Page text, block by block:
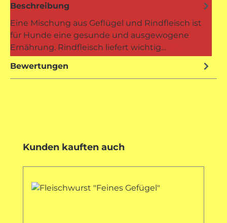
Beschreibung
Eine Mischung aus Geflügel und Rindfleisch ist
für Hunde eine gesunde und ausgewogene
Ernährung. Rindfleisch liefert wichtig…
Bewertungen
Produktgalerie überspringen
Kunden kauften auch